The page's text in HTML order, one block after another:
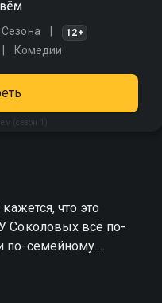
Сезона 12+
Комедии
(сезон 1)
что это
Соколовых всё по-
по-семейному.
жизни, но советы